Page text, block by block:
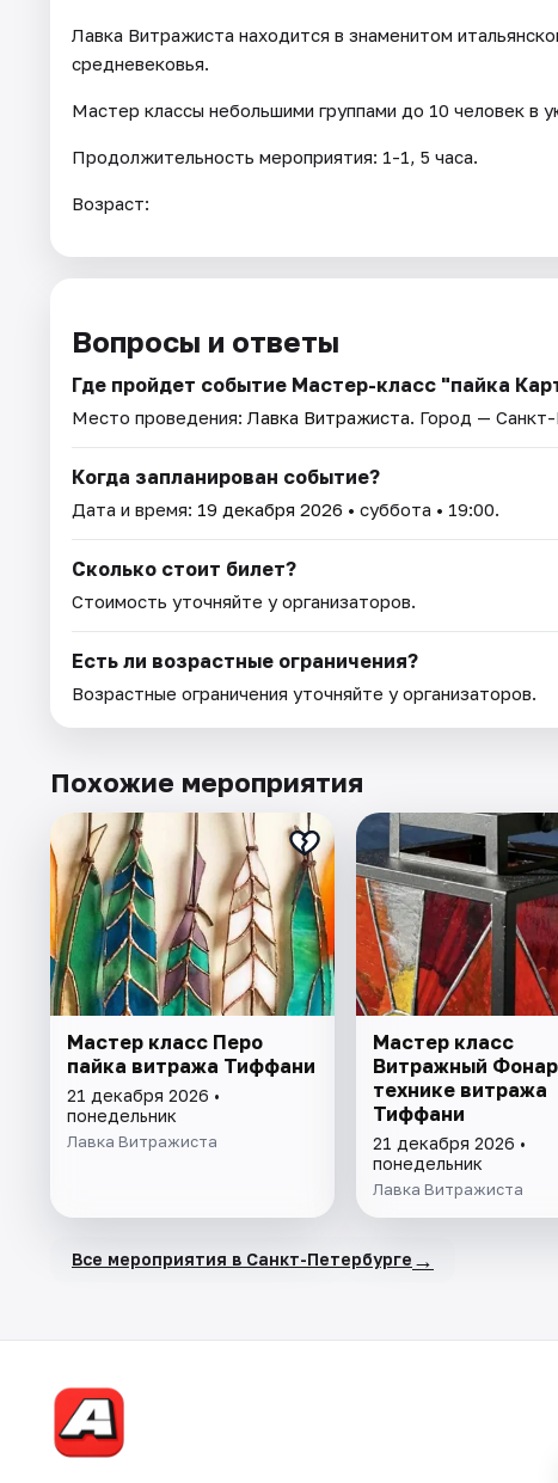
Лавка Витражиста находится в знаменитом
средневековья.
Мастер классы небольшими группами до 10 человек в
Продолжительность мероприятия: 1-1, 5 часа.
Возраст:
Вопросы и ответы
Где пройдет событие Мастер-класс "пайка
Место проведения: Лавка Витражиста. Город —
Когда запланирован событие?
Дата и время: 19 декабря 2026 • суббота • 19:00.
Сколько стоит билет?
Стоимость уточняйте у организаторов.
Есть ли возрастные ограничения?
Возрастные ограничения уточняйте у организаторов.
Похожие мероприятия
Мастер класс Перо
пайка витража Тиффани
21 декабря 2026 •
понедельник
Лавка Витражиста
Мастер класс
Витражный
технике витража
Тиффани
21 декабря 2026 •
понедельник
Лавка Витражиста
Все мероприятия в Санкт-Петербурге →